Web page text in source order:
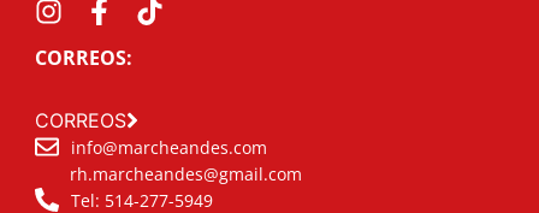
CORREOS:
CORREOS
info@marcheandes.com
rh.marcheandes@gmail.com
Tel: 514-277-5949